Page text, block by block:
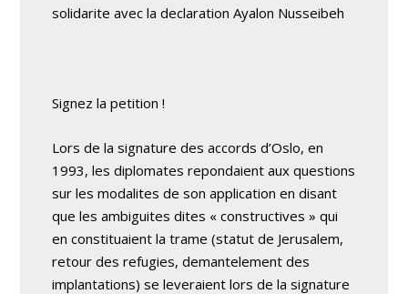
solidarite avec la declaration Ayalon Nusseibeh
Signez la petition !
Lors de la signature des accords d’Oslo, en
1993, les diplomates repondaient aux questions
sur les modalites de son application en disant
que les ambiguites dites « constructives » qui
en constituaient la trame (statut de Jerusalem,
retour des refugies, demantelement des
implantations) se leveraient lors de la signature